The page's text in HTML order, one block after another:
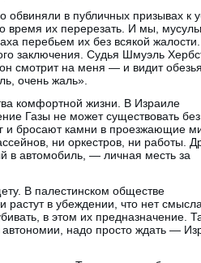
в публичных призывах к
время их перерезать. И мы,
перебьем их без всякой
заключения. Судья Шмуэль
смотрит на меня — и видит
очень жаль».
комфортной жизни. В Израиле
Газы не может существовать без
и бросают камни в проезжающие
ни оркестров, ни работы.
в автомобиль, — личная месть за
В палестинском обществе
в убеждении, что нет
в этом их предназначение.
автономии, надо просто ждать —